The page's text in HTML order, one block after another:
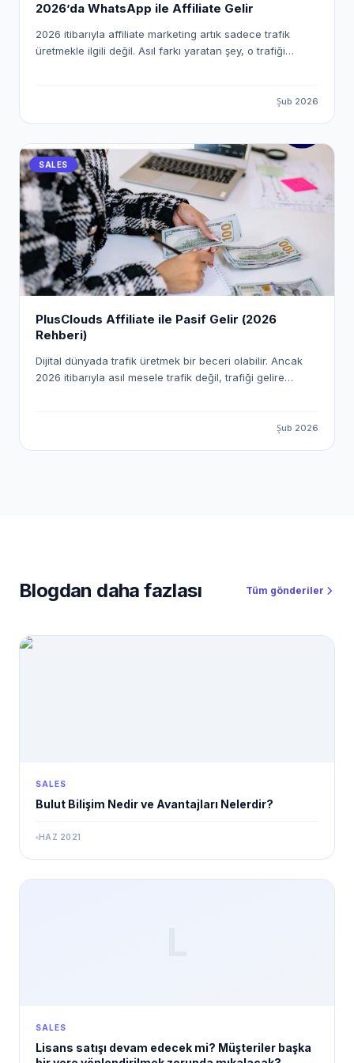
2026’da WhatsApp ile Affiliate Gelir
2026 itibarıyla affiliate marketing artık sadece trafik
üretmekle ilgili değil. Asıl farkı yaratan şey, o trafiği
elde edilir? E-posta açılma oranları düşerken, WhatsApp
“son temas noktası” haline geliyor. Ama burada kritik
fark şu: Manuel mesaj atanlar değil, otomasyon kuranlar
kazanıyor.
Şub 2026
SALES
PlusClouds Affiliate ile Pasif Gelir (2026
Rehberi)
Dijital dünyada trafik üretmek bir beceri olabilir. Ancak
2026 itibarıyla asıl mesele trafik değil, trafiği gelire
komisyonlu ürün satma dönemi kapandı. Gerçek kazanç;
Şub 2026
Blogdan daha fazlası Tüm gönderiler
SALES
Bulut Bilişim Nedir ve Avantajları Nelerdir?
HAZ 2021
SALES
Lisans satışı devam edecek mi? Müşteriler başka